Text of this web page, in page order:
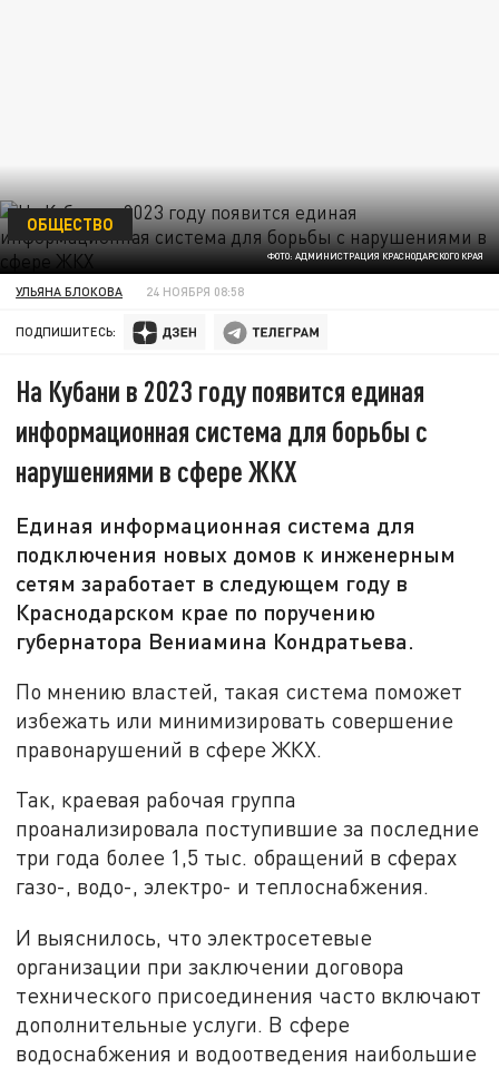
ФОТО: АДМИНИСТРАЦИЯ КРАСНОДАРСКОГО КРАЯ
ОБЩЕСТВО
УЛЬЯНА БЛОКОВА 24 НОЯБРЯ 08:58
ПОДПИШИТЕСЬ:
На Кубани в 2023 году появится единая
информационная система для борьбы с
нарушениями в сфере ЖКХ
Единая информационная система для
подключения новых домов к инженерным
сетям заработает в следующем году в
Краснодарском крае по поручению
губернатора Вениамина Кондратьева.
По мнению властей, такая система поможет
избежать или минимизировать совершение
правонарушений в сфере ЖКХ.
Так, краевая рабочая группа
проанализировала поступившие за последние
три года более 1,5 тыс. обращений в сферах
газо-, водо-, электро- и теплоснабжения.
И выяснилось, что электросетевые
организации при заключении договора
технического присоединения часто включают
дополнительные услуги. В сфере
водоснабжения и водоотведения наибольшие